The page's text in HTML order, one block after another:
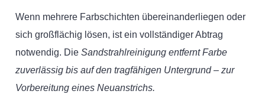
Wenn mehrere Farbschichten übereinanderliegen oder
sich großflächig lösen, ist ein vollständiger Abtrag
notwendig. Die Sandstrahlreinigung entfernt Farbe
zuverlässig bis auf den tragfähigen Untergrund – zur
Vorbereitung eines Neuanstrichs.